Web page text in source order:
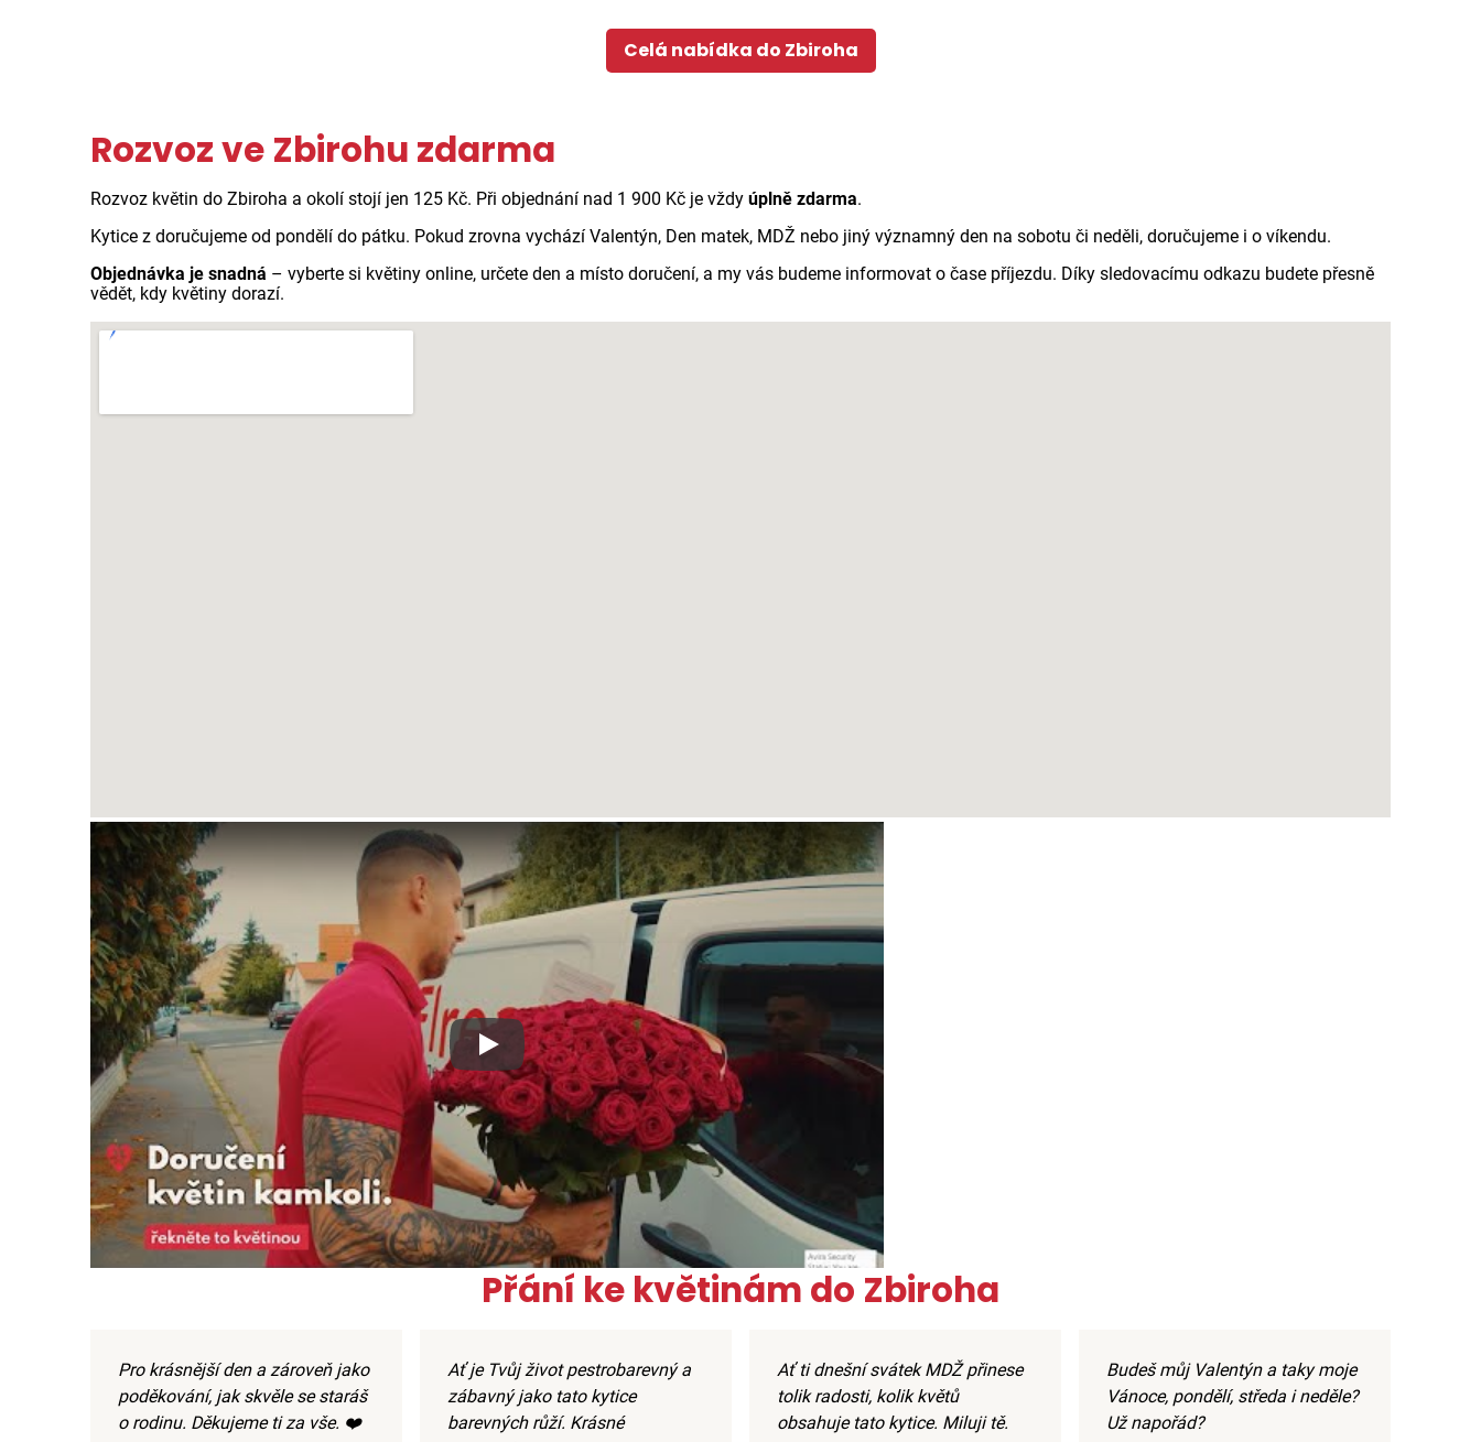
Celá nabídka do Zbiroha
Rozvoz ve Zbirohu zdarma
Rozvoz květin do Zbiroha a okolí stojí jen 125 Kč. Při objednání nad 1 900 Kč je vždy úplně zdarma.
Kytice z doručujeme od pondělí do pátku. Pokud zrovna vychází Valentýn, Den matek, MDŽ nebo jiný významný den na sobotu či neděli, doručujeme i o víkendu.
Objednávka je snadná – vyberte si květiny online, určete den a místo doručení, a my vás budeme informovat o čase příjezdu. Díky sledovacímu odkazu budete přesně
vědět, kdy květiny dorazí.
Xxx
Přání ke květinám do Zbiroha
Pro krásnější den a zároveň jako
poděkování, jak skvěle se staráš
o rodinu. Děkujeme ti za vše. ❤️
Ať je Tvůj život pestrobarevný a
zábavný jako tato kytice
barevných růží. Krásné
Ať ti dnešní svátek MDŽ přinese
tolik radosti, kolik květů
obsahuje tato kytice. Miluji tě.
Budeš můj Valentýn a taky moje
Vánoce, pondělí, středa i neděle?
Už napořád?